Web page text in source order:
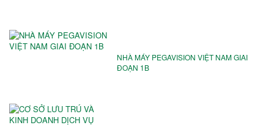
NHÀ MÁY PEGAVISION VIỆT NAM️ GIAI
ĐOẠN 1B